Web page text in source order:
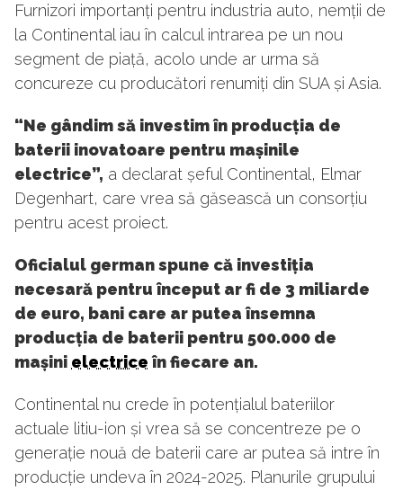
Furnizori importanți pentru industria auto, nemții de
la Continental iau în calcul intrarea pe un nou
segment de piață, acolo unde ar urma să
concureze cu producători renumiți din SUA și Asia.
“Ne gândim să investim în producția de
baterii inovatoare pentru mașinile
electrice”, a declarat șeful Continental, Elmar
Degenhart, care vrea să găsească un consorțiu
pentru acest proiect.
Oficialul german spune că investiția
necesară pentru început ar fi de 3 miliarde
de euro, bani care ar putea însemna
producția de baterii pentru 500.000 de
mașini electriceîn fiecare an.
Continental nu crede în potențialul bateriilor
actuale litiu-ion și vrea să se concentreze pe o
generație nouă de baterii care ar putea să intre în
producție undeva în 2024-2025. Planurile grupului